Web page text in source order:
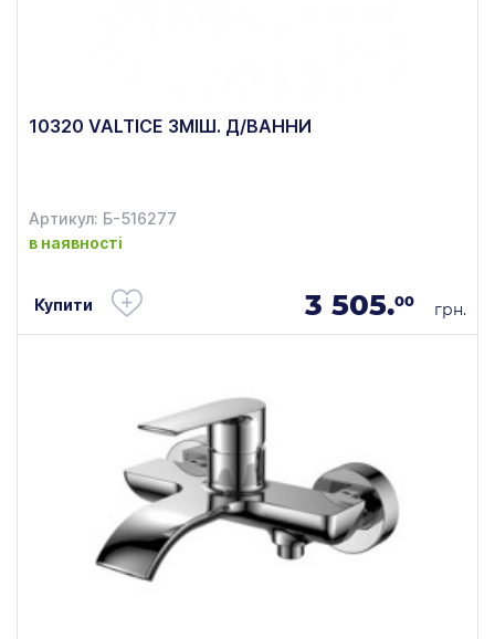
10320 VALTICE ЗМІШ. Д/ВАННИ
Артикул: Б-516277
в наявності
Купити 3 505.00 грн.